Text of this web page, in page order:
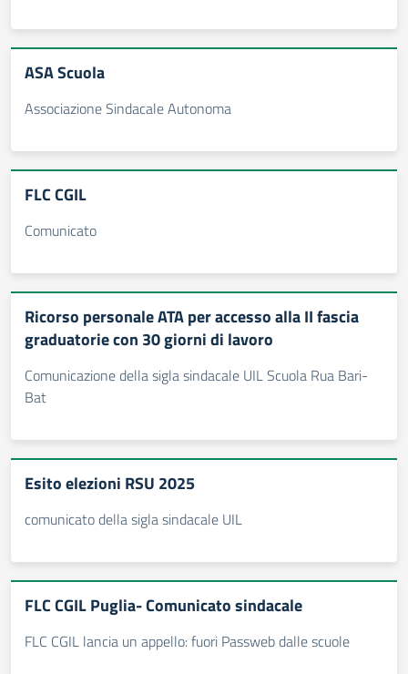
ASA Scuola
Associazione Sindacale Autonoma
FLC CGIL
Comunicato
Ricorso personale ATA per accesso alla II fascia
graduatorie con 30 giorni di lavoro
Comunicazione della sigla sindacale UIL Scuola Rua Bari-
Bat
Esito elezioni RSU 2025
comunicato della sigla sindacale UIL
FLC CGIL Puglia- Comunicato sindacale
FLC CGIL lancia un appello: fuori Passweb dalle scuole